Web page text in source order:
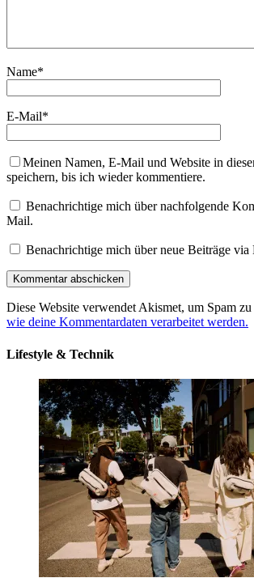
Name*
E-Mail*
Meinen Namen, E-Mail und Website in
speichern, bis ich wieder kommentiere.
Benachrichtige mich über nachfolgende
Mail.
Benachrichtige mich über neue Beiträge via
Diese Website verwendet Akismet, um Spam zu
wie deine Kommentardaten verarbeitet werden.
Lifestyle & Technik